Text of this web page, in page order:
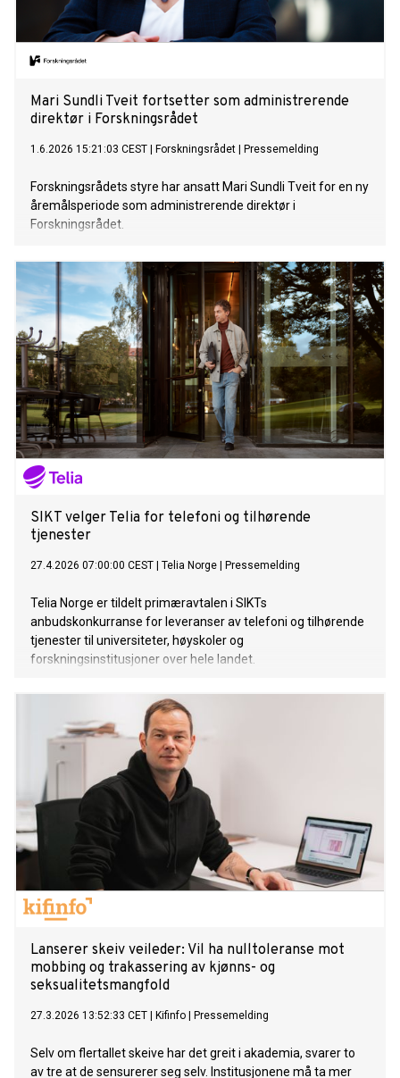
Mari Sundli Tveit fortsetter som administrerende
direktør i Forskningsrådet
1.6.2026 15:21:03 CEST Forskningsrådet Pressemelding
Forskningsrådets styre har ansatt Mari Sundli Tveit for en ny
åremålsperiode som administrerende direktør i
Forskningsrådet.
SIKT velger Telia for telefoni og tilhørende
tjenester
27.4.2026 07:00:00 CEST Telia Norge Pressemelding
Telia Norge er tildelt primæravtalen i SIKTs
anbudskonkurranse for leveranser av telefoni og tilhørende
tjenester til universiteter, høyskoler og
forskningsinstitusjoner over hele landet.
Lanserer skeiv veileder: Vil ha nulltoleranse mot
mobbing og trakassering av kjønns- og
seksualitetsmangfold
27.3.2026 13:52:33 CET Kifinfo Pressemelding
Selv om flertallet skeive har det greit i akademia, svarer to
av tre at de sensurerer seg selv. Institusjonene må ta mer